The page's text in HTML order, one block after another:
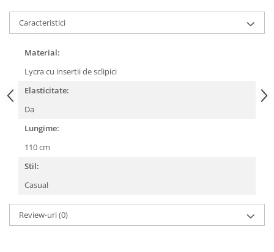
Caracteristici
Material:
Lycra cu insertii de sclipici
Elasticitate:
Da
Lungime:
110 cm
Stil:
Casual
Review-uri(0)